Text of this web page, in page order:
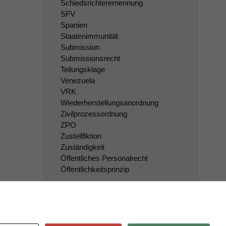
Schiedsrichterernennung
SFV
Spanien
Staatenimmunität
Submission
Submissionsrecht
Teilungsklage
Venezuela
VRK
Wiederherstellungsanordnung
Zivilprozessordnung
ZPO
Zustellfiktion
Zuständigkeit
Öffentliches Personalrecht
Öffentlichkeitsprinzip